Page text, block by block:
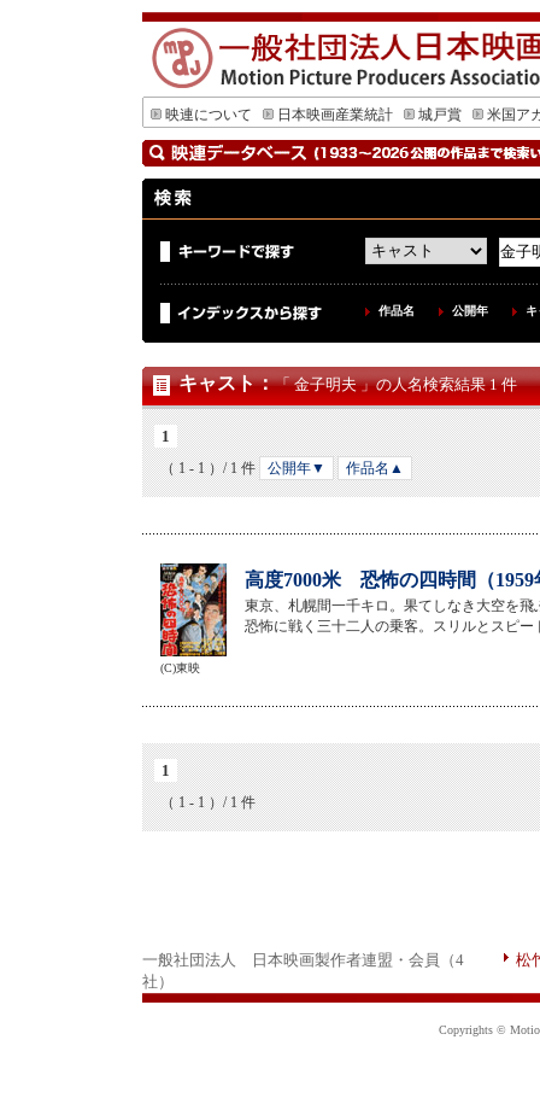
映連について 日本映画産業統計 城戸賞 米国ア
作品名 公開年
キャスト：「 金子明夫 」の人名検索結果 1 件
1
（ 1 - 1 ）/ 1 件 公開年▼ 作品名▲
高度7000米 恐怖の四時間（1959
東京、札幌間一千キロ。果てしなき大空を
恐怖に戦く三十二人の乗客。スリルとスピ
(C)東映
1
（ 1 - 1 ）/ 1 件
一般社団法人 日本映画製作者連盟・会員（4
社）
松
Copyrights ©